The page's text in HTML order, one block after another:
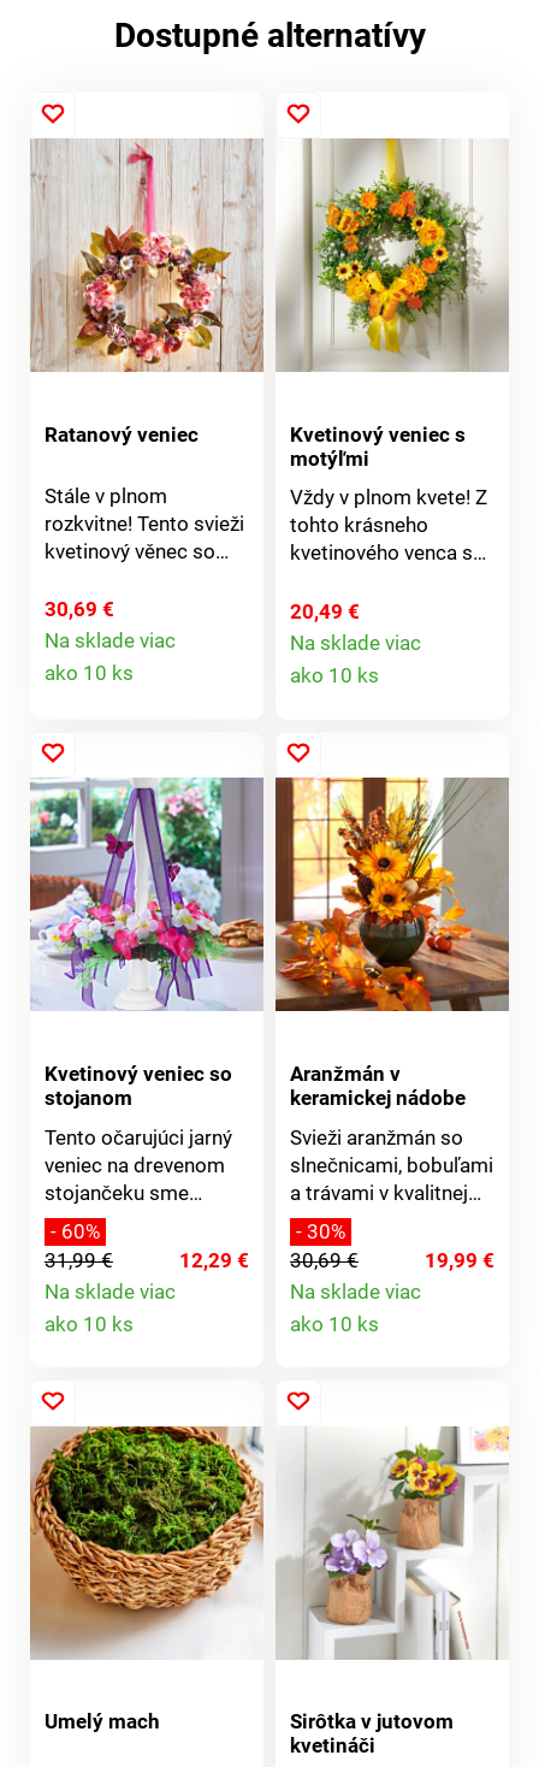
Dostupné alternatívy
Ratanový veniec
Stále v plnom
rozkvitne! Tento svieži
kvetinový věnec so
10 LED diódami vždy
upúta pozornosť.
Prevádzka na 2
súčasťou). S 10 LED
diódami.
30,69 €
Na sklade viac
ako 10 ks
Kvetinový veniec s
motýľmi
Vždy v plnom kvete! Z
tohto krásneho
kvetinového venca s
motýľmi a vzdušnou
mašľou budete mať
stále radosť.
20,49 €
Na sklade viac
ako 10 ks
Kvetinový veniec so
stojanom
Tento očarujúci jarný
veniec na drevenom
stojančeku sme
navrhli špeciálne pre
Vás. Nádherné kvety a
motýle sú ručne
naaranžované.
Organzové stužky
Je úžasné, že tento
veniec nikdy
neodkvitne!
- 60%
31,99 €
12,29 €
Na sklade viac
ako 10 ks
Aranžmán v
keramickej nádobe
Svieži aranžmán so
slnečnicami, bobuľami
a trávami v kvalitnej
keramickej nádobe -
ako skutočné, ale bez
starostlivosti.
- 30%
30,69 €
19,99 €
Na sklade viac
ako 10 ks
Umelý mach
Sirôtka v jutovom
kvetináči